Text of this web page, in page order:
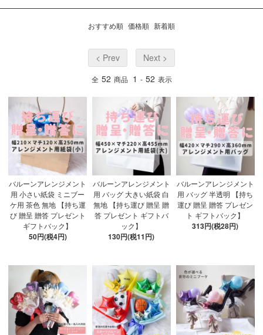
おすすめ順 価格順 新着順
< Prev Next >
全 52 商品 1 - 52 表示
バルーンアレンジメント
用 小さい紙袋 ミニブー
ケ用 茶色 無地 【持ち運
び 贈呈 贈答 プレゼント
ギフトバック】
50円(税4円)
バルーンアレンジメント
用 バッグ 大きい紙袋 白
無地 【持ち運び 贈呈 贈
答 プレゼント ギフトバ
ック】
130円(税11円)
バルーンアレンジメント
用 バッグ 半透明 【持ち
運び 贈呈 贈答 プレゼン
ト ギフトバック】
313円(税28円)